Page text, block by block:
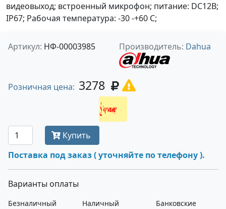
видеовыход; вcтроенный микрофон; питание: DC12В;
IP67; Рабочая температура: -30 -+60 С;
Артикул: НФ-00003985 Производитель: Dahua
Розничная цена: 3278
Получить оптовую цену
Купить
Поставка под заказ ( уточняйте по телефону ).
Варианты оплаты
Безналичный
Наличный
Банковские